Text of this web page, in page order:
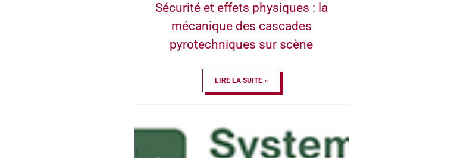
Sécurité et effets physiques : la
mécanique des cascades
pyrotechniques sur scène
LIRE LA SUITE »